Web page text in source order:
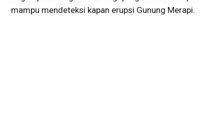
mampu mendeteksi kapan erupsi Gunung Merapi.